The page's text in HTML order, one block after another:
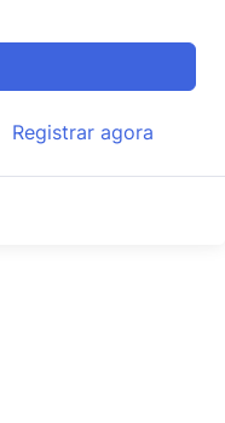
Registrar agora